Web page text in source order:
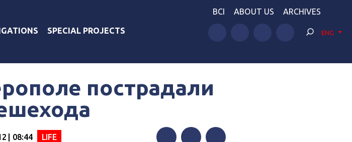
SPECIAL PROJECTS
BCI ABOUT US ARCHIVES
ENG
пострадали
| 08:44 LIFE